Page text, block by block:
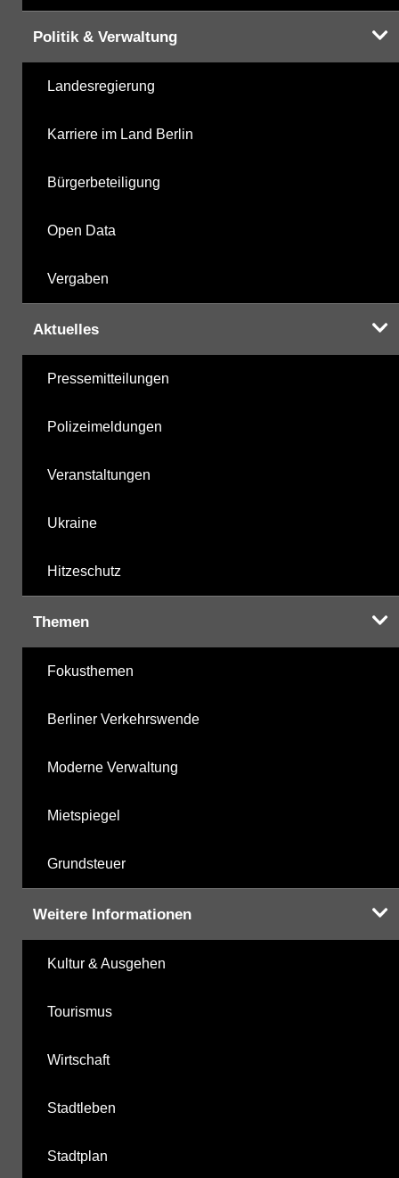
Politik & Verwaltung
Landesregierung
Karriere im Land Berlin
Bürgerbeteiligung
Open Data
Vergaben
Aktuelles
Pressemitteilungen
Polizeimeldungen
Veranstaltungen
Ukraine
Hitzeschutz
Themen
Fokusthemen
Berliner Verkehrswende
Moderne Verwaltung
Mietspiegel
Grundsteuer
Weitere Informationen
Kultur & Ausgehen
Tourismus
Wirtschaft
Stadtleben
Stadtplan